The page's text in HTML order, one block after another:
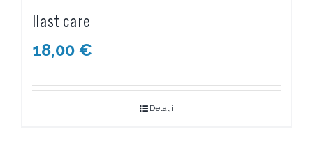
Ilast care
18,00 €
Detalji